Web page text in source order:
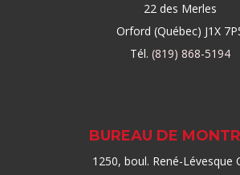
22 des Merles
Orford (Québec) J1X
Tél. (819) 868-5194
BUREAU DE
1250, boul. René-Lévesque